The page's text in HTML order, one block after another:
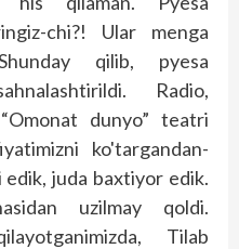
chi?! Ular menga
qilib, pyesa
Radio,
dunyo” teatri
ko'targandan-
juda baxtiyor edik.
uzilmay qoldi.
Tilab